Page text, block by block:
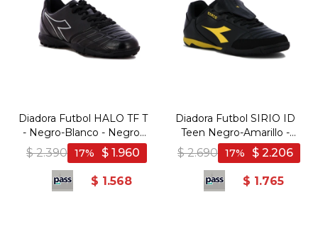
Diadora Futbol HALO TF T
- Negro-Blanco - Negro-
Blanco
$ 2.390 $ 1.960
17
$ 1.568
Diadora Futbol SIRIO ID
Teen Negro-Amarillo -
Negro-Amarillo
$ 2.690 $ 2.206
17
$ 1.765